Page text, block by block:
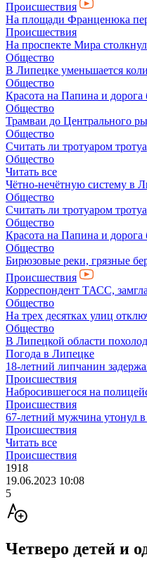
Происшествия
На площади Франценюка
Происшествия
На проспекте Мира
Общество
В Липецке уменьшается
Общество
Красота на Папина и дорога
Общество
Трамваи до Центрального
Общество
Считать ли тротуаром
Общество
Читать все
Чётно-нечётную систему в
Общество
Считать ли тротуаром
Общество
Красота на Папина и дорога
Общество
Бирюзовые реки, грязные
Происшествия
Корреспондент ТАСС,
Общество
На трех десятках улиц
Общество
В Липецкой области
Погода в Липецке
18-летний липчанин
Происшествия
Набросившегося на
Происшествия
67-летний мужчина утонул
Происшествия
Читать все
Происшествия
1918
19.06.2023 10:08
5
Четверо детей и